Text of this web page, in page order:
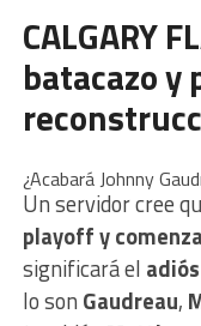
CALGARY
batacazo y
¿Acabará Johnny
Un servidor cree
playoff y
significará el adiós
lo son Gaudreau,